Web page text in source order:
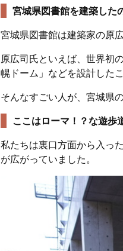
宮城県図書館を建築した
宮城県図書館は建築家の原
原広司氏といえば、世界初
幌ドーム」などを設計した
そんなすごい人が、宮城県
ここはローマ！？な遊歩
私たちは裏口方面から入っ
が広がっていました。